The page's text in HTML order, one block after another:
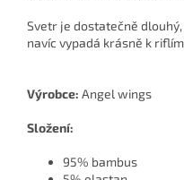
Svetr je dostatečně
navíc vypadá krásně k
Výrobce: Angel wings
Složení:
95% bambus